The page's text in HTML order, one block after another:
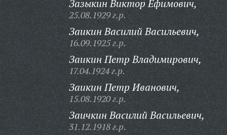
Зазыкин Виктор Ефимович,
25.08.1929 г.р.
Заикин Василий Васильевич,
16.09.1925 г.р.
Заикин Петр Владимирович,
17.04.1924 г.р.
Заикин Петр Иванович,
15.08.1920 г.р.
Заичкин Василий Васильевич,
31.12.1918 г.р.